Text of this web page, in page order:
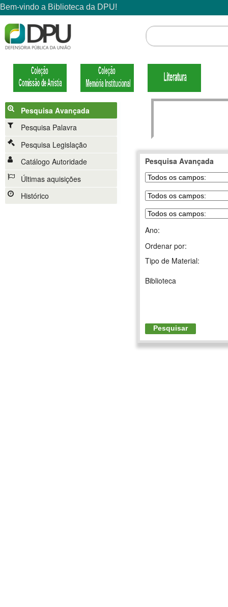
Pesquisa Avançada
Pesquisa Palavra
Pesquisa Legislação
Catálogo Autoridade
Últimas aquisições
Histórico
Pesquisa Avançada
Ano:
Ordenar por:
Tipo de Material:
Biblioteca
Pesquisar